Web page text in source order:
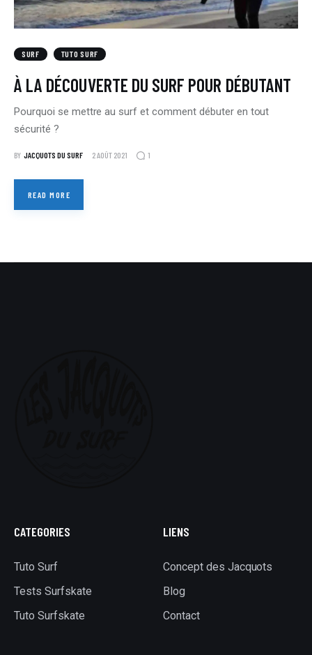
SURF TUTO SURF
À LA DÉCOUVERTE DU SURF POUR DÉBUTANT
Pourquoi se mettre au surf et comment débuter en tout
sécurité ?
BY JACQUOTS DU SURF 2 AOÛT 2021 1
READ MORE
CATEGORIES
Tuto Surf
Tests Surfskate
Tuto Surfskate
LIENS
Concept des Jacquots
Blog
Contact